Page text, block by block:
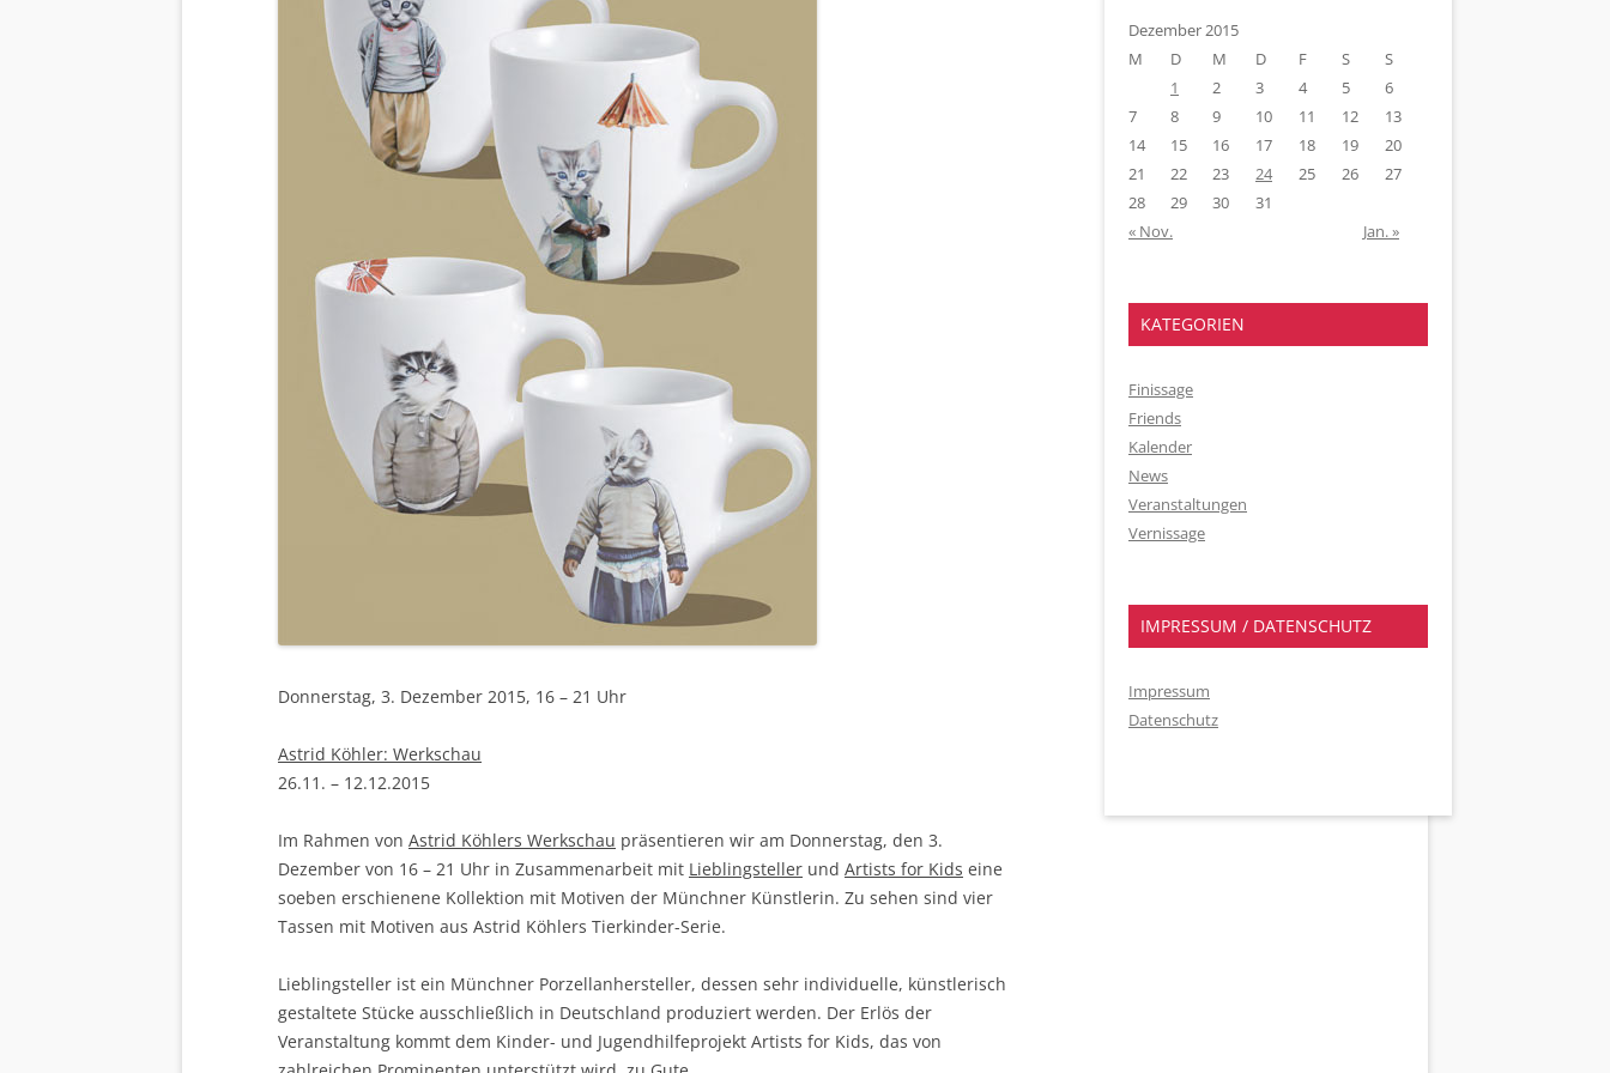
Donnerstag, 3. Dezember 2015, 16 – 21 Uhr
Astrid Köhler: Werkschau
26.11. – 12.12.2015
Im Rahmen von Astrid Köhlers Werkschau präsentieren wir am Donnerstag, den 3.
Dezember von 16 – 21 Uhr in Zusammenarbeit mit Lieblingsteller und Artists for Kids eine
soeben erschienene Kollektion mit Motiven der Münchner Künstlerin. Zu sehen sind vier
Tassen mit Motiven aus Astrid Köhlers Tierkinder-Serie.
Lieblingsteller ist ein Münchner Porzellanhersteller, dessen sehr individuelle, künstlerisch
gestaltete Stücke ausschließlich in Deutschland produziert werden. Der Erlös der
Veranstaltung kommt dem Kinder- und Jugendhilfeprojekt Artists for Kids, das von
Dezember 2015
M
D M D F S
S
1
2 3 4 5
6
7
8 9 10 11 12
13
14
15 16 17 18 19
20
21
22 23 24 25 26
27
28
29 30
31
« Nov.
Jan. »
KATEGORIEN
Finissage
Friends
Kalender
News
Veranstaltungen
Vernissage
IMPRESSUM / DATENSCHUTZ
Impressum
Datenschutz